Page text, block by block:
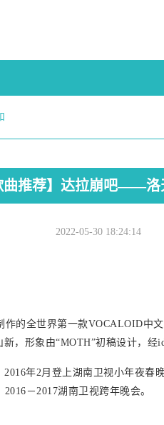
曲推荐】达拉崩吧——洛
2022-05-30 18:24:14
的全世界第一款VOCALOID中
，形象由“MOTH”初稿设计，经
年2月登上湖南卫视小年夜
－2017湖南卫视跨年晚会。